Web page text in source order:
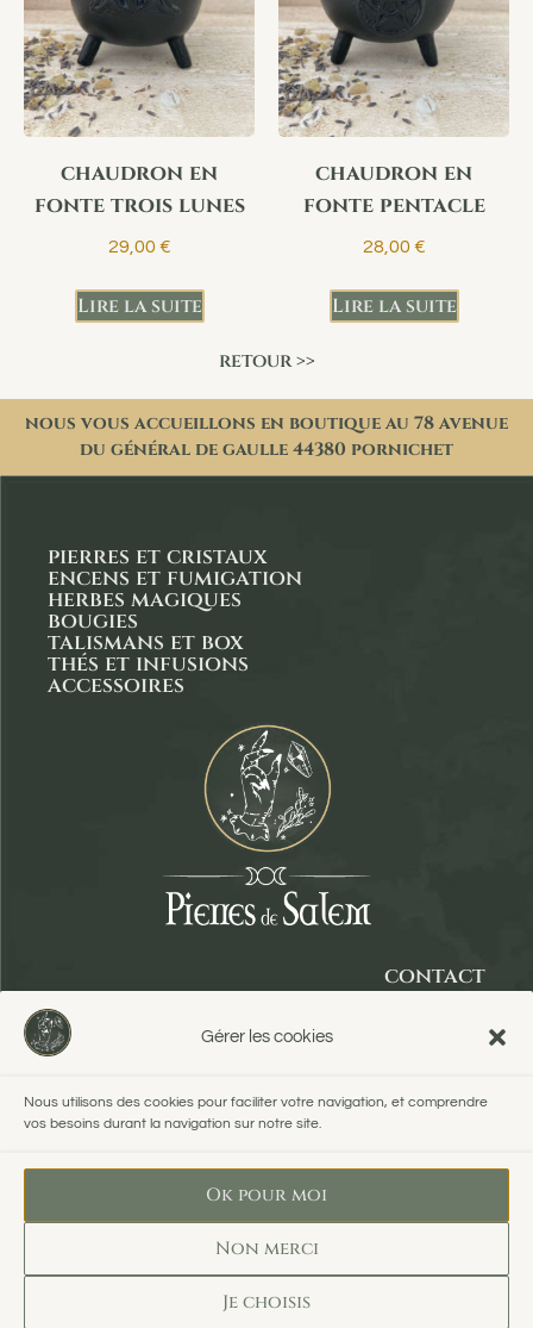
Gérer les cookies
Nous utilisons des cookies pour faciliter votre navigation, et comprendre
vos besoins durant la navigation sur notre site.
Ok pour moi
Non merci
Je choisis
chaudron en
fonte trois lunes
29,00 €
Lire la suite
chaudron en
fonte pentacle
28,00 €
Lire la suite
retour >>
nous vous accueillons en boutique au 78 avenue
du général de gaulle 44380 pornichet
pierres et cristaux
encens et fumigation
herbes magiques
bougies
talismans et box
thés et infusions
accessoires
contact
conditions mentions
légales
politique
agence